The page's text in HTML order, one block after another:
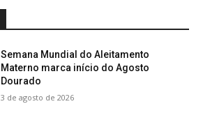
Semana Mundial do Aleitamento
Materno marca início do Agosto
Dourado
3 de agosto de 2026